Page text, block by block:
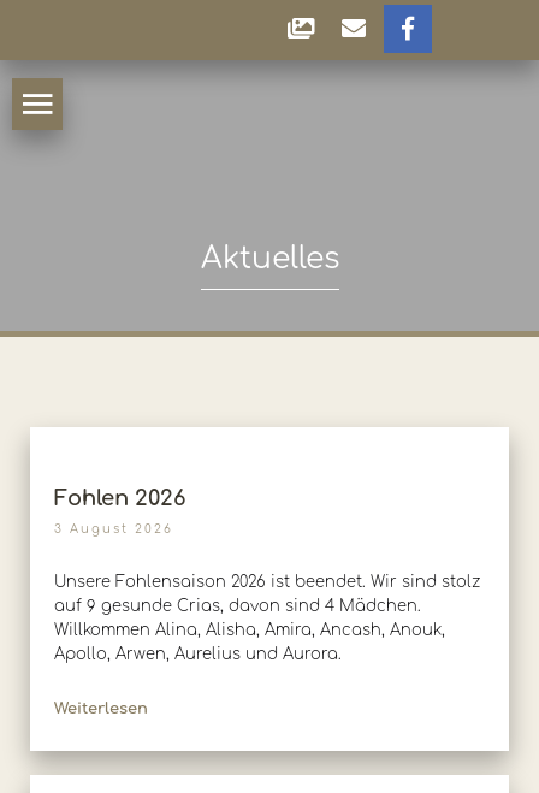
Aktuelles
Fohlen 2026
3 August 2026
Unsere Fohlensaison 2026 ist beendet. Wir sind stolz
auf 9 gesunde Crias, davon sind 4 Mädchen.
Willkommen Alina, Alisha, Amira, Ancash, Anouk,
Apollo, Arwen, Aurelius und Aurora.
Weiterlesen